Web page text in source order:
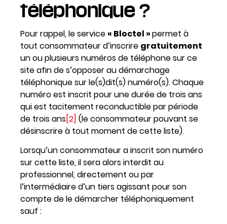
téléphonique ?
Pour rappel, le service « Bloctel »permet à
tout consommateur d’inscrire gratuitement
un ou plusieurs numéros de téléphone sur ce
site afin de s’opposer au démarchage
téléphonique sur le(s)dit(s) numéro(s). Chaque
numéro est inscrit pour une durée de trois ans
qui est tacitement reconductible par période
de trois ans[2] (le consommateur pouvant se
désinscrire à tout moment de cette liste).
Lorsqu’un consommateur a inscrit son numéro
sur cette liste, il sera alors interdit au
professionnel, directement ou par
l’intermédiaire d’un tiers agissant pour son
compte de le démarcher téléphoniquement
sauf :